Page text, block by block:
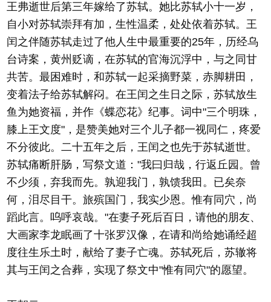
王弗逝世后第三年嫁给了苏轼。她比苏轼小十一岁，
自小对苏轼崇拜有加，生性温柔，处处依着苏轼。王
闰之伴随苏轼走过了他人生中最重要的25年，历经乌
台诗案，黄州贬谪，在苏轼的官海沉浮中，与之同甘
共苦。最困难时，和苏轼一起采摘野菜，赤脚耕田，
变着法子给苏轼解闷。在王闰之生日之际，苏轼放生
鱼为她资福，并作《蝶恋花》纪事。词中"三个明珠，
膝上王文度"，是赞美她对三个儿子都一视同仁，疼爱
不分彼此。二十五年之后，王闰之也先于苏轼逝世。
苏轼痛断肝肠，写祭文道："我曰归哉，行返丘园。曾
不少须，弃我而先。孰迎我门，孰馈我田。已矣奈
何，泪尽目干。旅殡国门，我实少恩。惟有同穴，尚
蹈此言。呜呼哀哉。"在妻子死后百日，请他的朋友、
大画家李龙眠画了十张罗汉像，在请和尚给她诵经超
度往生乐土时，献给了妻子亡魂。苏轼死后，苏辙将
其与王闰之合葬，实现了祭文中"惟有同穴"的愿望。